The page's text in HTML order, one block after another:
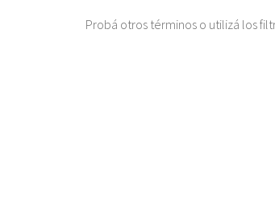
Probá otros términos o utilizá los